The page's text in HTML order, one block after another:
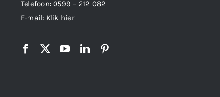
Telefoon:0599 – 212 082
E-mail: Klik hier